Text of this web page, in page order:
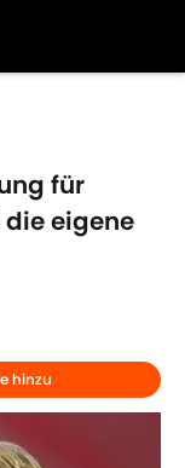
für
eigene
hinzu